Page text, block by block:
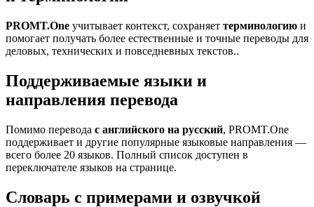
PROMT.One учитывает контекст, сохраняет терминологию и
помогает получать более естественные и точные переводы для
деловых, технических и повседневных текстов..
Поддерживаемые языки и
направления перевода
Помимо перевода с английского на русский, PROMT.One
поддерживает и другие популярные языковые направления —
всего более 20 языков. Полный список доступен в
переключателе языков на странице.
Словарь с примерами и озвучкой